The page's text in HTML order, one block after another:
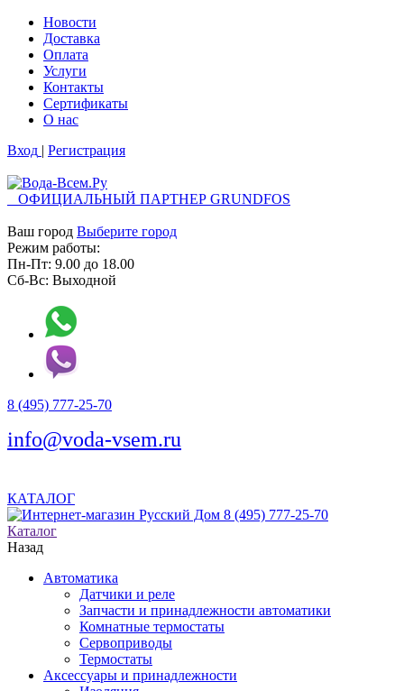
Новости
Доставка
Оплата
Услуги
Контакты
Cертификаты
О нас
Вход | Регистрация
ОФИЦИАЛЬНЫЙ ПАРТНЕР GRUNDFOS
Ваш город Выберите город
Режим работы:
Пн-Пт: 9.00 до 18.00
Сб-Вс: Выходной
8 (495) 777-25-70
info@voda-vsem.ru
КАТАЛОГ
8 (495) 777-25-70
Каталог
Назад
Автоматика
Датчики и реле
Запчасти и принадлежности автоматики
Комнатные термостаты
Сервоприводы
Термостаты
Аксессуары и принадлежности